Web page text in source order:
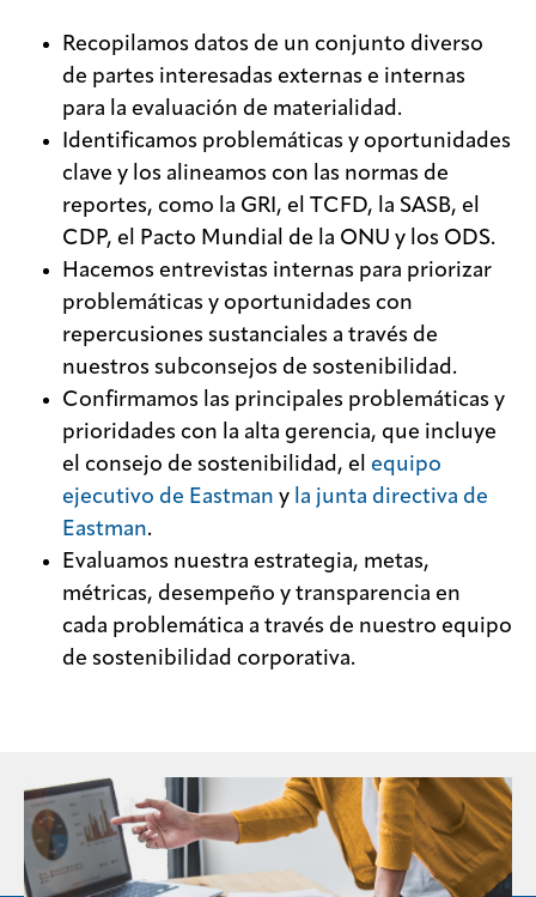
Recopilamos datos de un conjunto diverso
de partes interesadas externas e internas
para la evaluación de materialidad.
Identificamos problemáticas y oportunidades
clave y los alineamos con las normas de
reportes, como la GRI, el TCFD, la SASB, el
CDP, el Pacto Mundial de la ONU y los ODS.
Hacemos entrevistas internas para priorizar
problemáticas y oportunidades con
repercusiones sustanciales a través de
nuestros subconsejos de sostenibilidad.
Confirmamos las principales problemáticas y
prioridades con la alta gerencia, que incluye
el consejo de sostenibilidad, el equipo
ejecutivo de Eastman y la junta directiva de
Eastman.
Evaluamos nuestra estrategia, metas,
métricas, desempeño y transparencia en
cada problemática a través de nuestro equipo
de sostenibilidad corporativa.